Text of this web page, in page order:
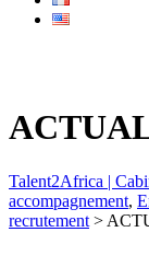
Talent2Africa |
accompagnement,
recrutement >